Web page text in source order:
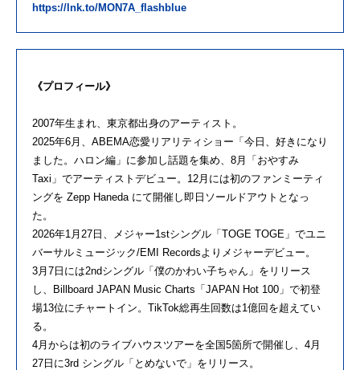
https://lnk.to/MON7A_flashblue
《プロフィール》
2007年生まれ、東京都出身のアーティスト。
2025年6月、ABEMA恋愛リアリティショー「今日、好きになり
ました。ハロン編」に参加し話題を集め、8月「おやすみ
Taxi」でアーティストデビュー。12月には初のファンミーティ
ングを Zepp Haneda にて開催し即日ソールドアウトとなっ
た。
2026年1月27日、メジャー1stシングル「TOGE TOGE」でユニ
バーサルミュージック/EMI Recordsよりメジャーデビュー。
3月7日には2ndシングル「僕のかわい子ちゃん」をリリース
し、Billboard JAPAN Music Charts「JAPAN Hot 100」で初登
場13位にチャートイン。TikTok総再生回数は1億回を超えてい
る。
4月からは初のライブハウスツアーを全国5箇所で開催し、4月
27日に3rd シングル「とめないで」をリリース。